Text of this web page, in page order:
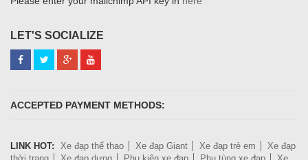
LET'S SOCIALIZE
ACCEPTED PAYMENT METHODS:
LINK HOT: Xe đạp thể thao Xe đạp Giant Xe đạp trẻ em
Xe đạp